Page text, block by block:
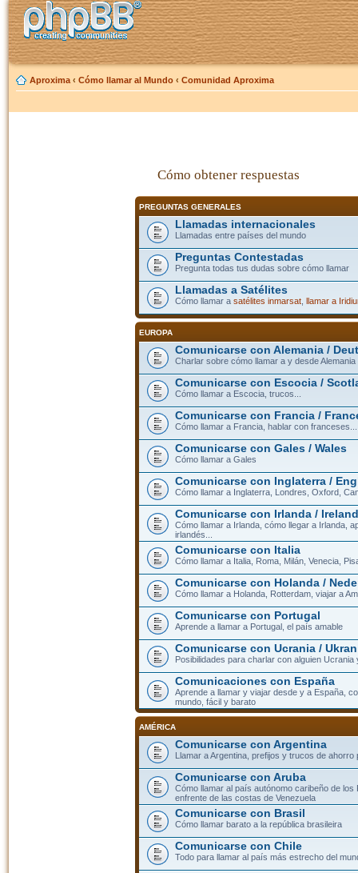
Aproxima ‹ Cómo llamar al Mundo ‹ Comunidad Aproxima
Cómo obtener respuestas
PREGUNTAS GENERALES
Llamadas internacionales
Llamadas entre países del mundo
Preguntas Contestadas
Pregunta todas tus dudas sobre cómo llamar
Llamadas a Satélites
Cómo llamar a satélites inmarsat, llamar a
EUROPA
Comunicarse con Alemania /
Charlar sobre cómo llamar a y desde Alemania
Comunicarse con Escocia /
Cómo llamar a Escocia, trucos...
Comunicarse con Francia /
Cómo llamar a Francia, hablar con franceses...
Comunicarse con Gales / Wales
Cómo llamar a Gales
Comunicarse con Inglaterra /
Cómo llamar a Inglaterra, Londres, Oxford,
Comunicarse con Irlanda / Ireland
Cómo llamar a Irlanda, cómo llegar a Irlanda,
irlandés...
Comunicarse con Italia
Cómo llamar a Italia, Roma, Milán, Venecia,
Comunicarse con Holanda /
Cómo llamar a Holanda, Rotterdam, viajar a
Comunicarse con Portugal
Aprende a llamar a Portugal, el país amable
Comunicarse con Ucrania /
Posibilidades para charlar con alguien Ucrania
Comunicaciones con España
Aprende a llamar y viajar desde y a España,
mundo, fácil y barato
AMÉRICA
Comunicarse con Argentina
Llamar a Argentina, prefijos y trucos de ahorro
Comunicarse con Aruba
Cómo llamar al país autónomo caribeño de los
enfrente de las costas de Venezuela
Comunicarse con Brasil
Cómo llamar barato a la república brasileira
Comunicarse con Chile
Todo para llamar al país más estrecho del